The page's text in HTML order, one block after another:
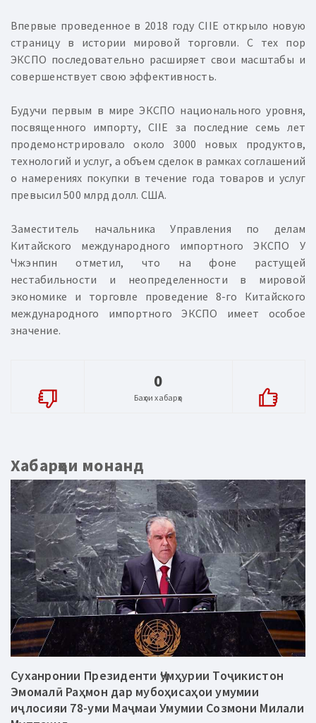
Впервые проведенное в 2018 году CIIE открыло новую
страницу в истории мировой торговли. С тех пор
ЭКСПО последовательно расширяет свои масштабы и
совершенствует свою эффективность.
Будучи первым в мире ЭКСПО национального уровня,
посвященного импорту, CIIE за последние семь лет
продемонстрировало около 3000 новых продуктов,
технологий и услуг, а объем сделок в рамках соглашений
о намерениях покупки в течение года товаров и услуг
превысил 500 млрд долл. США.
Заместитель начальника Управления по делам
Китайского международного импортного ЭКСПО У
Чжэнпин отметил, что на фоне растущей
нестабильности и неопределенности в мировой
экономике и торговле проведение 8-го Китайского
международного импортного ЭКСПО имеет особое
значение.
0
Баҳои хабарҳо
Хабарҳои монанд
Суханронии Президенти Ҷумҳурии Тоҷикистон
Эмомалӣ Раҳмон дар мубоҳисаҳои умумии
иҷлосияи 78-уми Маҷмаи Умумии Созмони Милали